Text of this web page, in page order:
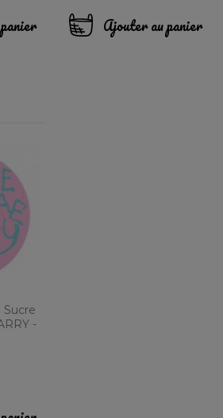
Ajouter au panier
Sucre
-